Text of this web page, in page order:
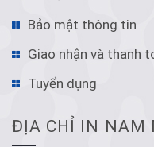
Bảo mật thông tin
Giao nhận và thanh
Tuyển dụng
ĐỊA CHỈ IN NAM